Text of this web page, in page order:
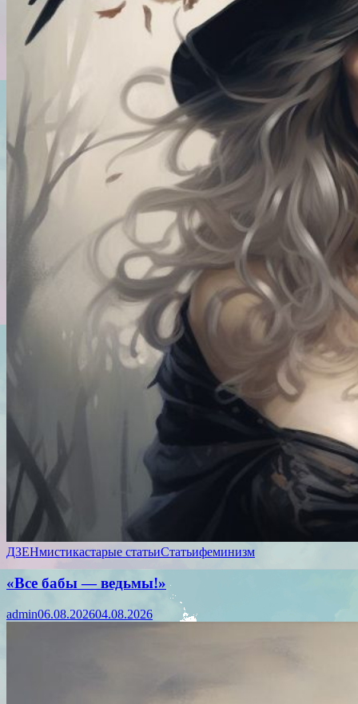
ДЗЕНмистикастарые статьиСтатьифеминизм
«Все бабы — ведьмы!»
admin06.08.202604.08.2026